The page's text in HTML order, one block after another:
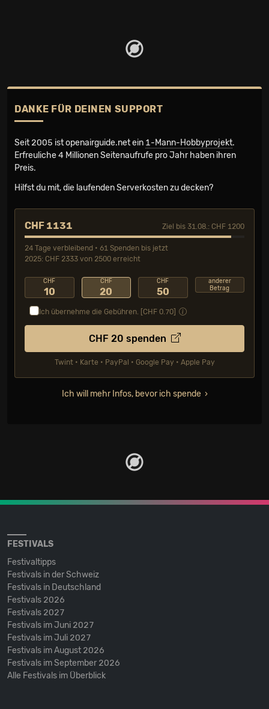
DANKE FÜR DEINEN SUPPORT
Seit 2005 ist openairguide.net ein 1-Mann-Hobbyprojekt.
Erfreuliche 4 Millionen Seiten­aufrufe pro Jahr haben ihren
Preis.
Hilfst du mit, die laufenden Serverkosten zu decken?
CHF 1131 Ziel bis 31.08.: CHF 1200
24 Tage verbleibend • 61 Spenden bis jetzt
2025: CHF 2333 von 2500 erreicht
CHF
10
CHF
20
CHF
50
anderer
Betrag
Ich übernehme die Gebühren. [CHF 0.70]
CHF 20 spenden
Twint • Karte • PayPal • Google Pay • Apple Pay
Ich will mehr Infos, bevor ich spende
FESTIVALS
Festivaltipps
Festivals in der Schweiz
Festivals in Deutschland
Festivals 2026
Festivals 2027
Festivals im Juni 2027
Festivals im Juli 2027
Festivals im August 2026
Festivals im September 2026
Alle Festivals im Überblick